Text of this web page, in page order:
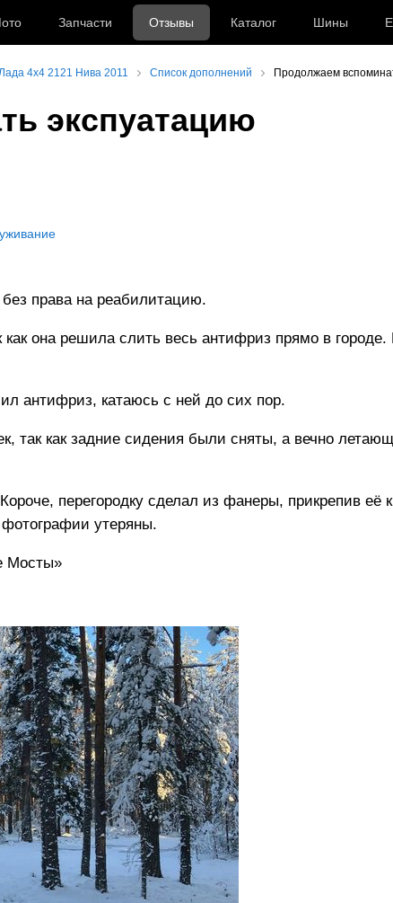
Запчасти Отзывы Каталог Шины
4x4 2121 Нива 2011 Список дополнений Продолжаем
экспуатацию
права на реабилитацию.
она решила слить весь антифриз прямо в
антифриз, катаюсь с ней до сих пор.
так как задние сидения были сняты, а вечно
перегородку сделал из фанеры, прикрепив её
утеряны.
Мосты»